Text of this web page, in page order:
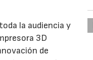
la audiencia y
3D
de